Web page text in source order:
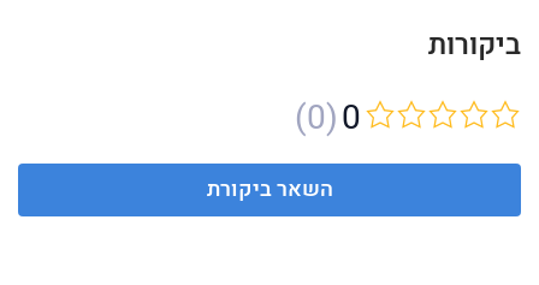
ביקורות
(0)0
השאר ביקורת